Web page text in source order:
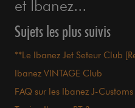
et Ibanez...
Sujets les plus suivis
**Le Ibanez Jet Seteur Club
Ibanez VINTAGE Club
FAQ sur les Ibanez J-Customs